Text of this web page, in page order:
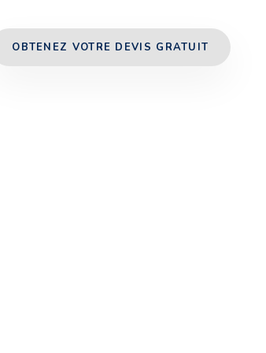
OBTENEZ VOTRE DEVIS GRATUIT